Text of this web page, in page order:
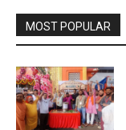
MOST POPULAR